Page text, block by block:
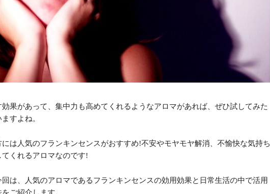
効果があって、集中力も高めてくれるようなアロマがあれば、ぜひ試してみた
すよね。
には人気のフランキンセンスがおすすめ!不安やモヤモヤ解消、不愉快な気持ち
てくれるアロマなのです!
回は、人気のアロマであるフランキンセンスの効用効果と日常生活の中で活用
ご紹介します。